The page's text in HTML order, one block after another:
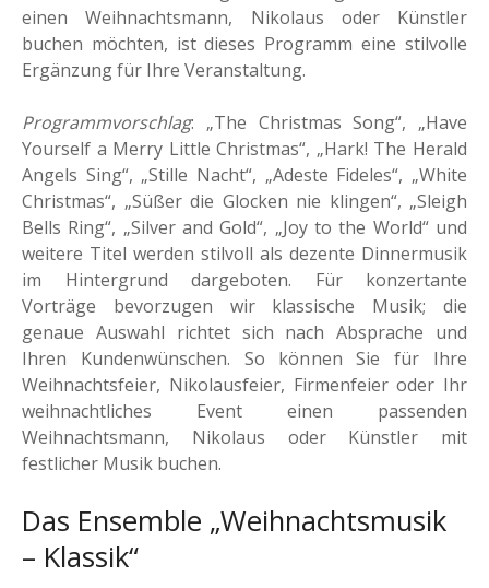
einen Weihnachtsmann, Nikolaus oder Künstler
buchen möchten, ist dieses Programm eine stilvolle
Ergänzung für Ihre Veranstaltung.
Programmvorschlag: „The Christmas Song“, „Have
Yourself a Merry Little Christmas“, „Hark! The Herald
Angels Sing“, „Stille Nacht“, „Adeste Fideles“, „White
Christmas“, „Süßer die Glocken nie klingen“, „Sleigh
Bells Ring“, „Silver and Gold“, „Joy to the World“ und
weitere Titel werden stilvoll als dezente Dinnermusik
im Hintergrund dargeboten. Für konzertante
Vorträge bevorzugen wir klassische Musik; die
genaue Auswahl richtet sich nach Absprache und
Ihren Kundenwünschen. So können Sie für Ihre
Weihnachtsfeier, Nikolausfeier, Firmenfeier oder Ihr
weihnachtliches Event einen passenden
Weihnachtsmann, Nikolaus oder Künstler mit
festlicher Musik buchen.
Das Ensemble „Weihnachtsmusik
– Klassik“